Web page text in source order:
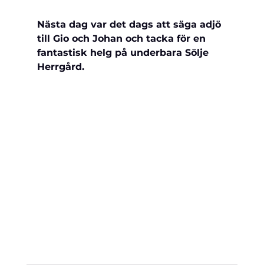
Nästa dag var det dags att säga adjö
till Gio och Johan och tacka för en
fantastisk helg på underbara Sölje
Herrgård.